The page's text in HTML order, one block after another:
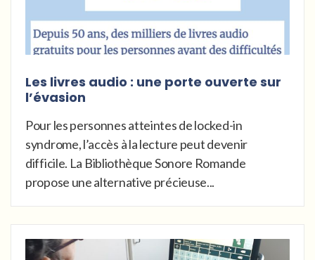
Les livres audio : une porte ouverte sur
l’évasion
Pour les personnes atteintes de locked-in
syndrome, l’accès à la lecture peut devenir
difficile. La Bibliothèque Sonore Romande
propose une alternative précieuse...